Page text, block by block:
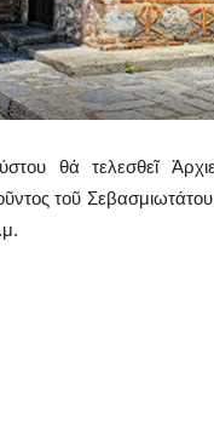
θά τελεσθεῖ
τοῦ